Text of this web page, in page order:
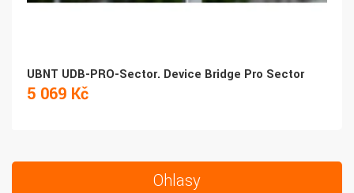
UBNT UDB-PRO-Sector. Device Bridge Pro Sector
5 069 Kč
Ohlasy